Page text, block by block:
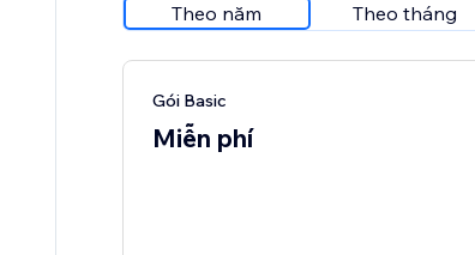
Theo năm Theo tháng
Gói Basic
Miễn phí